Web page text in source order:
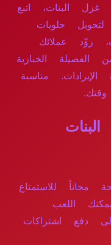
البنات، اتبع
لتحويل حلويات
زوِّد عملائك
الخبازية
مناسبة
مجاناً للاستمتاع
اللعب
دفع اشتراكات